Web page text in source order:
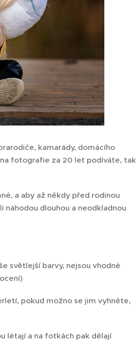
kamarády, domácího
fotografie za 20 let podíváte, tak
a aby až někdy před rodinou
dlouhou a neodkladnou
světlejší barvy, nejsou vhodné
pokud možno se jim vyhněte,
létají a na fotkách pak dělají